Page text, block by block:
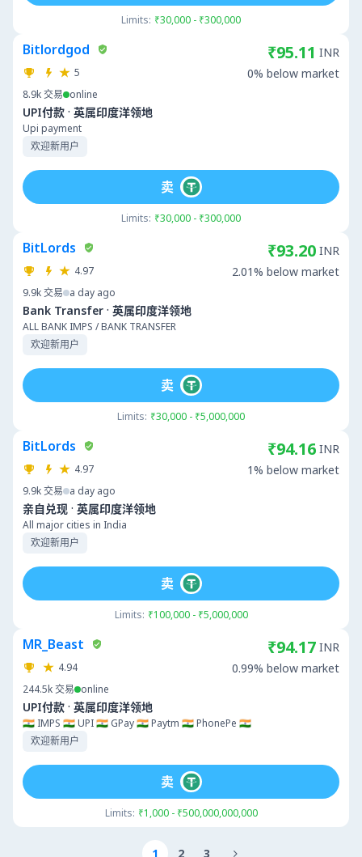
Limits: ₹30,000 - ₹300,000
Bitlordgod
5
8.9k交易 online
UPI付款 · 英属印度洋领地
Upi payment
欢迎新用户
₹95.11 INR
0% below market
Limits: ₹30,000 - ₹300,000
卖
BitLords
4.97
9.9k交易 a day ago
Bank Transfer · 英属印度洋领地
ALL BANK IMPS / BANK TRANSFER
欢迎新用户
₹93.20 INR
2.01% below market
Limits: ₹30,000 - ₹5,000,000
卖
BitLords
4.97
9.9k交易 a day ago
亲自兑现 · 英属印度洋领地
All major cities in India
欢迎新用户
₹94.16 INR
1% below market
Limits: ₹100,000 - ₹5,000,000
卖
MR_Beast
4.94
244.5k交易 online
UPI付款 · 英属印度洋领地
🇮🇳 IMPS 🇮🇳 UPI 🇮🇳 GPay 🇮🇳 Paytm 🇮🇳 PhonePe 🇮🇳
欢迎新用户
₹94.17 INR
0.99% below market
Limits: ₹1,000 - ₹500,000,000,000
卖
1 2 3 